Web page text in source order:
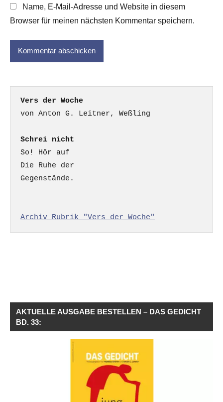
Name, E-Mail-Adresse und Website in diesem
Browser für meinen nächsten Kommentar speichern.
Vers der Woche
Schrei nicht
So! Hör auf
Die Ruhe der
Gegenstände.
Archiv Rubrik "Vers der Woche"
AKTUELLE AUSGABE BESTELLEN – DAS GEDICHT
BD. 33: